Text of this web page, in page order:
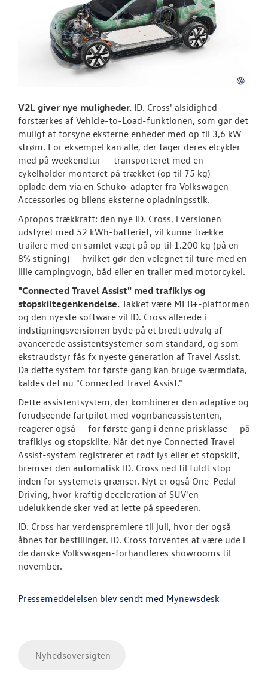
V2L giver nye muligheder. ID. Cross' alsidighed
forstærkes af Vehicle-to-Load-funktionen, som gør det
muligt at forsyne eksterne enheder med op til 3,6 kW
strøm. For eksempel kan alle, der tager deres elcykler
med på weekendtur — transporteret med en
cykelholder monteret på trækket (op til 75 kg) —
oplade dem via en Schuko-adapter fra Volkswagen
Accessories og bilens eksterne opladningsstik.
Apropos trækkraft: den nye ID. Cross, i versionen
udstyret med 52 kWh-batteriet, vil kunne trække
trailere med en samlet vægt på op til 1.200 kg (på en
8% stigning) — hvilket gør den velegnet til ture med en
lille campingvogn, båd eller en trailer med motorcykel.
"Connected Travel Assist" med trafiklys og
stopskiltegenkendelse. Takket være MEB+-platformen
og den nyeste software vil ID. Cross allerede i
indstigningsversionen byde på et bredt udvalg af
avancerede assistentsystemer som standard, og som
ekstraudstyr fås fx nyeste generation af Travel Assist.
Da dette system for første gang kan bruge sværmdata,
kaldes det nu "Connected Travel Assist."
Dette assistentsystem, der kombinerer den adaptive og
forudseende fartpilot med vognbaneassistenten,
reagerer også — for første gang i denne prisklasse — på
trafiklys og stopskilte. Når det nye Connected Travel
Assist-system registrerer et rødt lys eller et stopskilt,
bremser den automatisk ID. Cross ned til fuldt stop
inden for systemets grænser. Nyt er også One-Pedal
Driving, hvor kraftig deceleration af SUV'en
udelukkende sker ved at lette på speederen.
ID. Cross har verdenspremiere til juli, hvor der også
åbnes for bestillinger. ID. Cross forventes at være ude i
de danske Volkswagen-forhandleres showrooms til
november.
Pressemeddelelsen blev sendt med Mynewsdesk
Nyhedsoversigten